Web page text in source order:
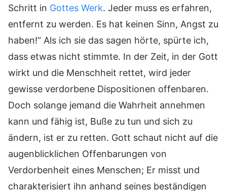
Schritt in Gottes Werk. Jeder muss es erfahren,
entfernt zu werden. Es hat keinen Sinn, Angst zu
haben!“ Als ich sie das sagen hörte, spürte ich,
dass etwas nicht stimmte. In der Zeit, in der Gott
wirkt und die Menschheit rettet, wird jeder
gewisse verdorbene Dispositionen offenbaren.
Doch solange jemand die Wahrheit annehmen
kann und fähig ist, Buße zu tun und sich zu
ändern, ist er zu retten. Gott schaut nicht auf die
augenblicklichen Offenbarungen von
Verdorbenheit eines Menschen; Er misst und
charakterisiert ihn anhand seines beständigen